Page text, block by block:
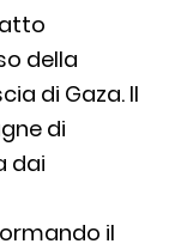
della
di Gaza. Il
di
dai
il